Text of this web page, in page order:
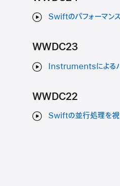
Swiftのパフォーマン
WWDC23
Instrumentsによる
WWDC22
Swiftの並行処理を視